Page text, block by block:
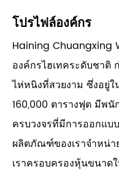
โปรไฟล์องค์กร
Haining Chuangxing
องค์กรไฮเทคระดับชาติ
ไห่หนิงที่สวยงาม ซึ่งอยู่
160,000 ตารางฟุต มีพ
ครบวงจรที่มีการออกแ
ผลิตภัณฑ์ของเราจำหน่า
เราครอบครองหุ้นขนาด